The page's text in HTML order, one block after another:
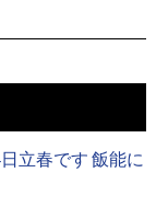
立春です 飯能に